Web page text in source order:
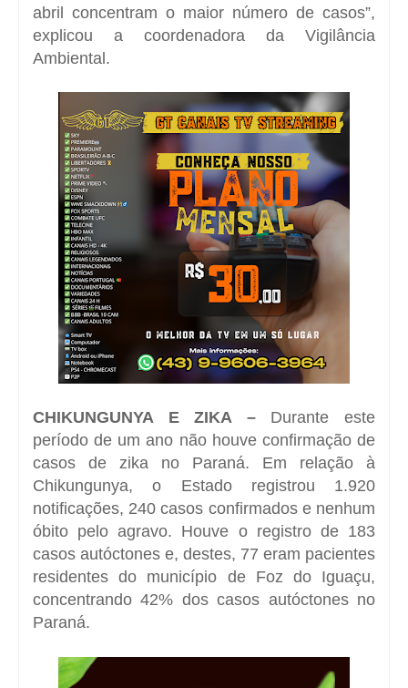
abril concentram o maior número de casos”,
explicou a coordenadora da Vigilância
Ambiental.
CHIKUNGUNYA E ZIKA –Durante este
período de um ano não houve confirmação de
casos de zika no Paraná. Em relação à
Chikungunya, o Estado registrou 1.920
notificações, 240 casos confirmados e nenhum
óbito pelo agravo. Houve o registro de 183
casos autóctones e, destes, 77 eram pacientes
residentes do município de Foz do Iguaçu,
concentrando 42% dos casos autóctones no
Paraná.